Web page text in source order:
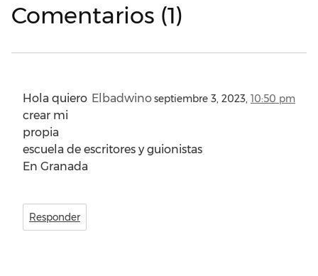
Comentarios (1)
Elbadwinoseptiembre 3, 2023, 10:50 pm
Hola quiero
crear mi
propia
escuela de escritores y guionistas
En Granada
Responder